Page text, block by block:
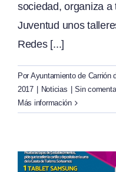
sociedad, organiza
Juventud unos
Redes [...]
Por Ayuntamiento de Carrión
2017
Noticias
Sin
Más información